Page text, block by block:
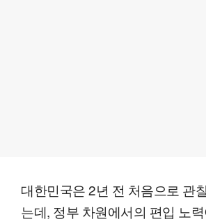
대한민국은 2년 전 처음으로 관
는데, 정부 차원에서의 편입 노